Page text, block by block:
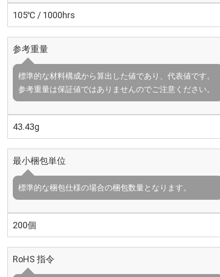
105℃ / 1000hrs
参考重量
標準的な材料構成から算出した値であり、代表値です。
参考重量は保証値ではありませんのでご注意ください。
43.43g
最小梱包単位
標準的な梱包仕様の場合の梱包数量となります。
200個
RoHS 指令